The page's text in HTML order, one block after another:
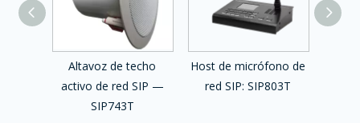
Altavoz de techo
activo de red SIP —
SIP743T
Host de micrófono de
red SIP: SIP803T